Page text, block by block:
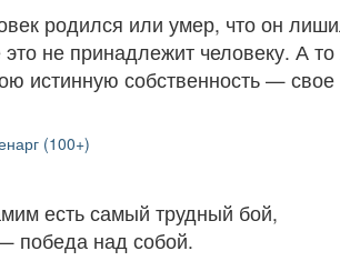
родился или умер, что он
не принадлежит человеку. А то
истинную собственность — свое
(100+)
есть самый трудный бой,
победа над собой.